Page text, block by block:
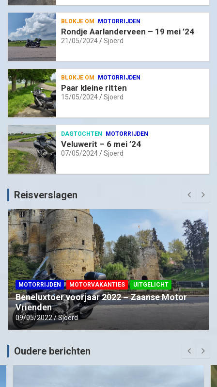
BLOKJE OM MOTORRIJDEN
Rondje Aarlanderveen – 19 mei ’24
21/05/2024 Sjoerd
BLOKJE OM MOTORRIJDEN
Paar kleine ritten
15/05/2024 Sjoerd
DAGTOCHTEN MOTORRIJDEN
Veluwerit – 6 mei ’24
07/05/2024 Sjoerd
Reisverslagen
MOTORRIJDEN MOTORVAKANTIES UITGELICHT
Beneluxtoer voorjaar 2022 – Zaanse Motor
Vrienden
09/05/2022 Sjoerd
Oudere berichten